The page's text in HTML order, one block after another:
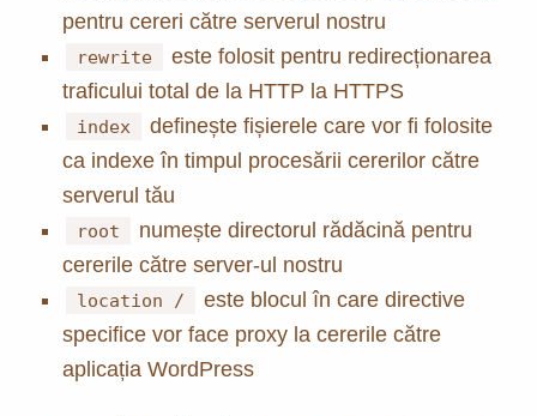
pentru cereri către serverul nostru
rewrite
este folosit pentru redirecționarea
traficului total de la HTTP la HTTPS
index
definește fișierele care vor fi folosite
ca indexe în timpul procesării cererilor către
serverul tău
root
numește directorul rădăcină pentru
cererile către server-ul nostru
location /
este blocul în care directive
specifice vor face proxy la cererile către
aplicația WordPress